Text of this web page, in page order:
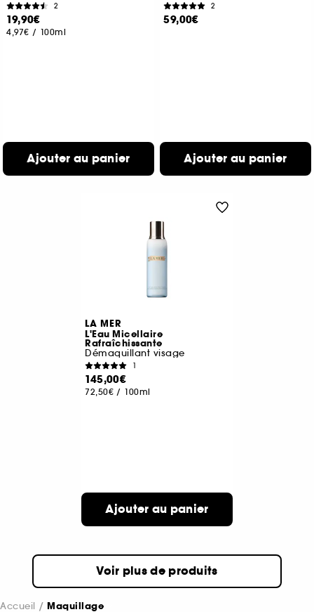
2
19,90€
4,97€ / 100ml
Ajouter au panier
2
59,00€
Ajouter au panier
LA MER
L'Eau Micellaire
Rafraîchissante
Démaquillant visage
1
145,00€
72,50€ / 100ml
Ajouter au panier
Voir plus de produits
Accueil Maquillage